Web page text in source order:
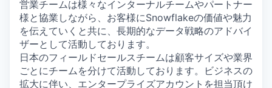
営業チームは様々なインターナルチームやパートナー
様と協業しながら、お客様にSnowflakeの価値や魅力
を伝えていくと共に、長期的なデータ戦略のアドバイ
ザーとして活動しております。
日本のフィールドセールスチームは顧客サイズや業界
ごとにチームを分けて活動しております。ビジネスの
拡大に伴い、エンタープライズアカウントを担当頂け